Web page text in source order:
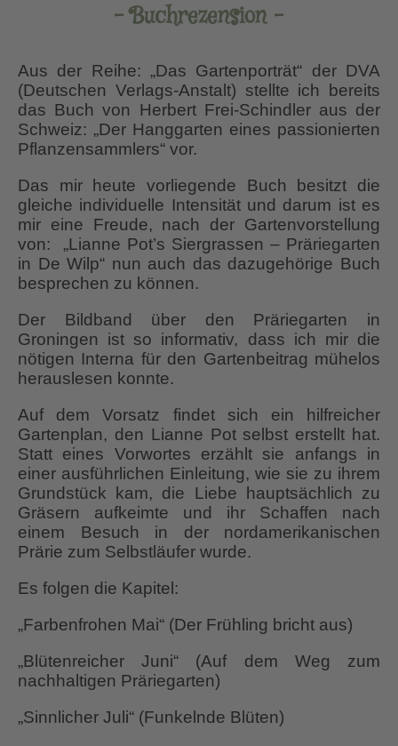
– Buchrezension –
Aus der Reihe: „Das Gartenporträt“ der DVA
(Deutschen Verlags-Anstalt) stellte ich bereits
das Buch von Herbert Frei-Schindler aus der
Schweiz: „Der Hanggarten eines passionierten
Pflanzensammlers“ vor.
Das mir heute vorliegende Buch besitzt die
gleiche individuelle Intensität und darum ist es
mir eine Freude, nach der Gartenvorstellung
von: „Lianne Pot’s Siergrassen – Präriegarten
in De Wilp“ nun auch das dazugehörige Buch
besprechen zu können.
Der Bildband über den Präriegarten in
Groningen ist so informativ, dass ich mir die
nötigen Interna für den Gartenbeitrag mühelos
herauslesen konnte.
Auf dem Vorsatz findet sich ein hilfreicher
Gartenplan, den Lianne Pot selbst erstellt hat.
Statt eines Vorwortes erzählt sie anfangs in
einer ausführlichen Einleitung, wie sie zu ihrem
Grundstück kam, die Liebe hauptsächlich zu
Gräsern aufkeimte und ihr Schaffen nach
einem Besuch in der nordamerikanischen
Prärie zum Selbstläufer wurde.
Es folgen die Kapitel:
„Farbenfrohen Mai“ (Der Frühling bricht aus)
„Blütenreicher Juni“ (Auf dem Weg zum
nachhaltigen Präriegarten)
„Sinnlicher Juli“ (Funkelnde Blüten)